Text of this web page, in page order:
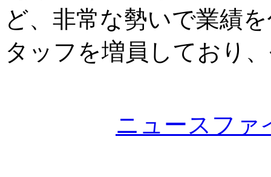
ど、非常な勢いで業績
タッフを増員しており
ニュースファ